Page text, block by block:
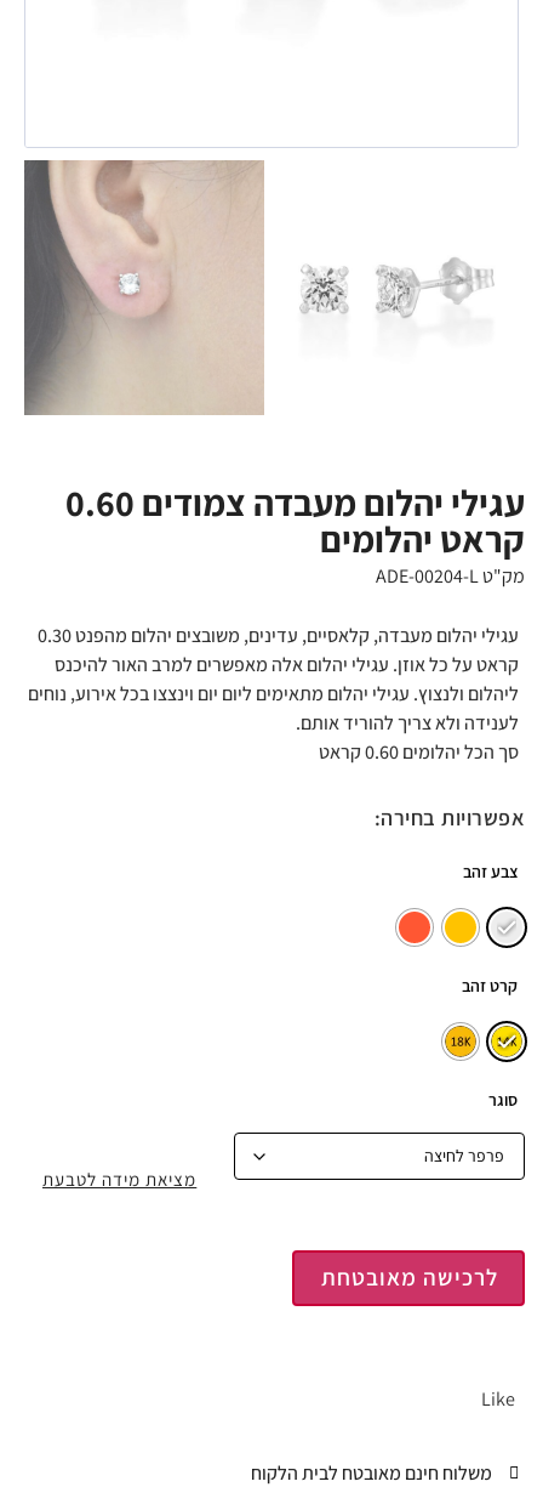
עגילי יהלום מעבדה צמודים 0.60
קראט יהלומים
מק"ט ADE-00204-L
עגילי יהלום מעבדה, קלאסיים, עדינים, משובצים יהלום מהפנט 0.30
קראט על כל אוזן. עגילי יהלום אלה מאפשרים למרב האור להיכנס
ליהלום ולנצוץ. עגילי יהלום מתאימים ליום יום וינצצו בכל אירוע, נוחים
לענידה ולא צריך להוריד אותם.
סך הכל יהלומים 0.60 קראט
אפשרויות בחירה:
צבע זהב
קרט זהב
סוגר
לרכישה מאובטחת
Like
מציאת מידה לטבעת
משלוח חינם מאובטח לבית הלקוח